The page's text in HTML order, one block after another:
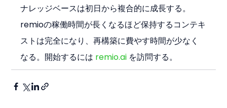
ナレッジベースは初日から複合的に成長する。
remioの稼働時間が長くなるほど保持するコンテキ
ストは完全になり、再構築に費やす時間が少なく
なる。開始するには remio.ai を訪問する。